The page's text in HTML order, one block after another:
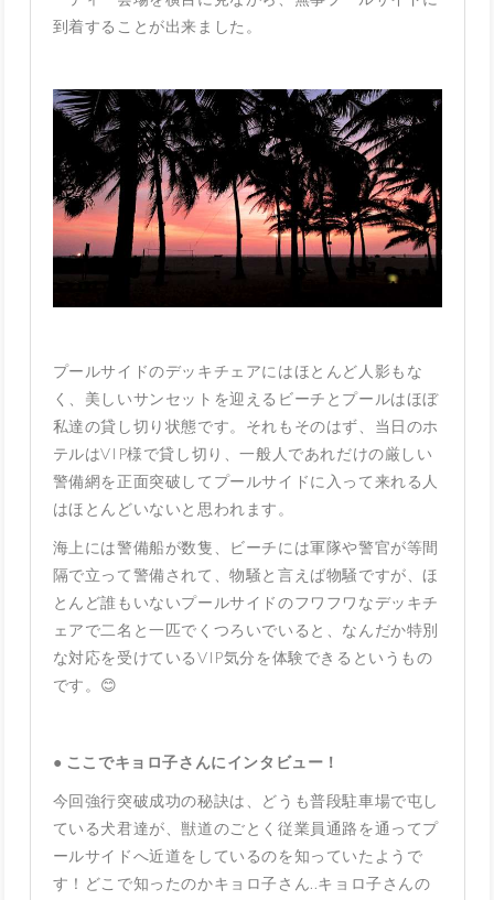
到着することが出来ました。
プールサイドのデッキチェアにはほとんど人影もな
く、美しいサンセットを迎えるビーチとプールはほぼ
私達の貸し切り状態です。それもそのはず、当日のホ
テルはVIP様で貸し切り、一般人であれだけの厳しい
警備網を正面突破してプールサイドに入って来れる人
はほとんどいないと思われます。
海上には警備船が数隻、ビーチには軍隊や警官が等間
隔で立って警備されて、物騒と言えば物騒ですが、ほ
とんど誰もいないプールサイドのフワフワなデッキチ
ェアで二名と一匹でくつろいでいると、なんだか特別
な対応を受けているVIP気分を体験できるというもの
です。😊
● ここでキョロ子さんにインタビュー！
今回強行突破成功の秘訣は、どうも普段駐車場で屯し
ている犬君達が、獣道のごとく従業員通路を通ってプ
ールサイドへ近道をしているのを知っていたようで
す！どこで知ったのかキョロ子さん..キョロ子さんの